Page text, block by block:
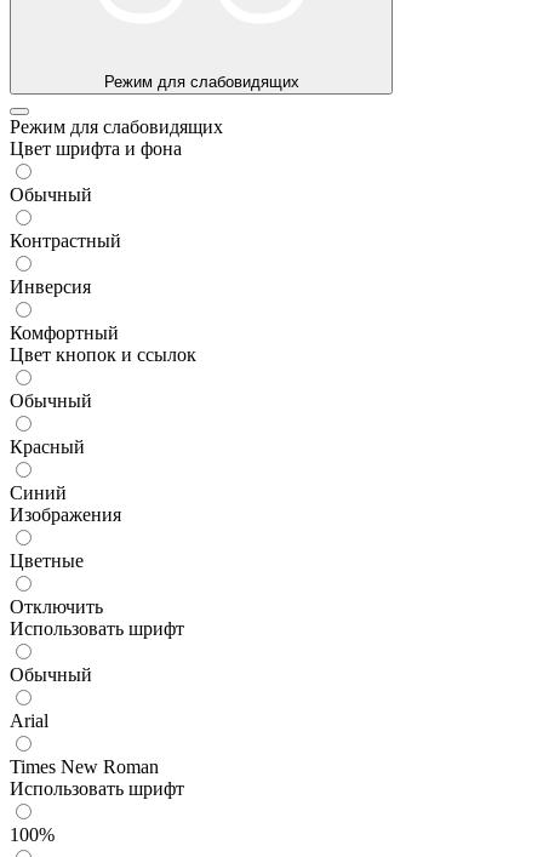
Режим для слабовидящих
Режим для слабовидящих
Цвет шрифта и фона
Обычный
Контрастный
Инверсия
Комфортный
Цвет кнопок и ссылок
Обычный
Красный
Синий
Изображения
Цветные
Отключить
Использовать шрифт
Обычный
Arial
Times New Roman
Использовать шрифт
100%